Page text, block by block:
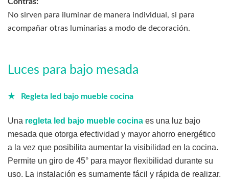
Contras:
No sirven para iluminar de manera individual, si para
acompañar otras luminarias a modo de decoración.
Luces para bajo mesada
★ Regleta led bajo mueble cocina
Una regleta led bajo mueble cocina es una luz bajo
mesada que otorga efectividad y mayor ahorro energético
a la vez que posibilita aumentar la visibilidad en la cocina.
Permite un giro de 45° para mayor flexibilidad durante su
uso. La instalación es sumamente fácil y rápida de realizar.